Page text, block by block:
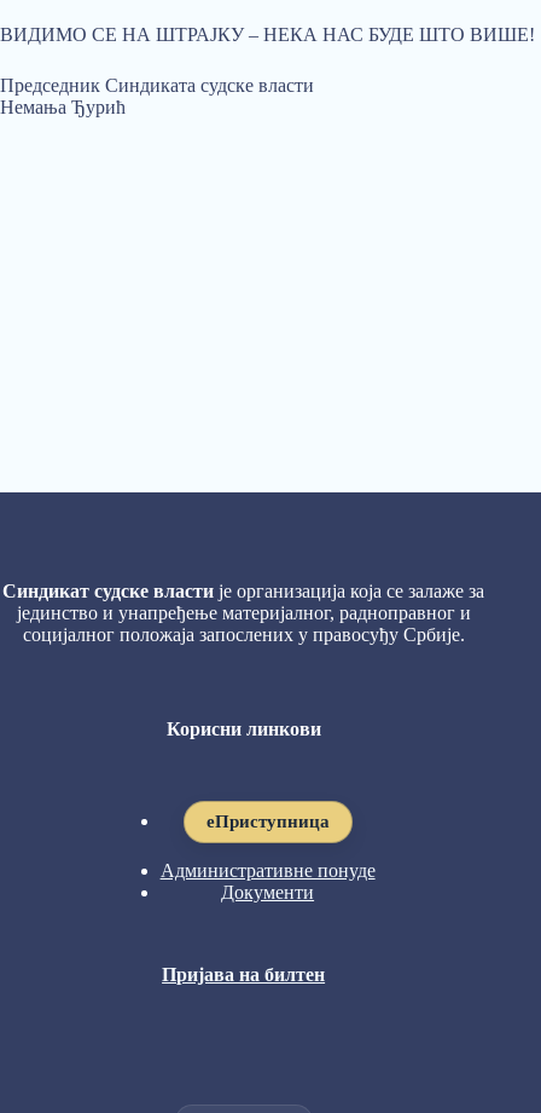
ВИДИМО СЕ НА ШТРАЈКУ – НЕКА НАС БУДЕ ШТО ВИШЕ!
Председник Синдиката судске власти
Немања Ђурић
Синдикат судске власти је организација која се залаже за
јединство и унапређење материјалног, радноправног и
социјалног положаја запослених у правосуђу Србије.
Корисни линкови
eПриступница
Административне понуде
Документи
Пријава на билтен